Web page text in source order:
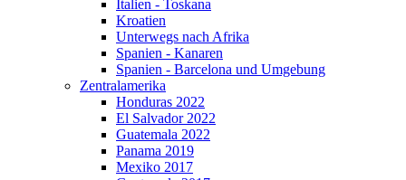
Italien - Toskana
Kroatien
Unterwegs nach Afrika
Spanien - Kanaren
Spanien - Barcelona und Umgebung
Zentralamerika
Honduras 2022
El Salvador 2022
Guatemala 2022
Panama 2019
Mexiko 2017